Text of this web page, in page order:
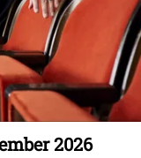
2026